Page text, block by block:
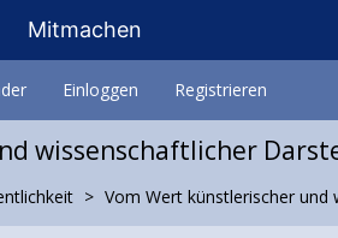
Mitmachen
Einloggen Registrieren
wissenschaftlicher
Vom Wert künstlerischer und